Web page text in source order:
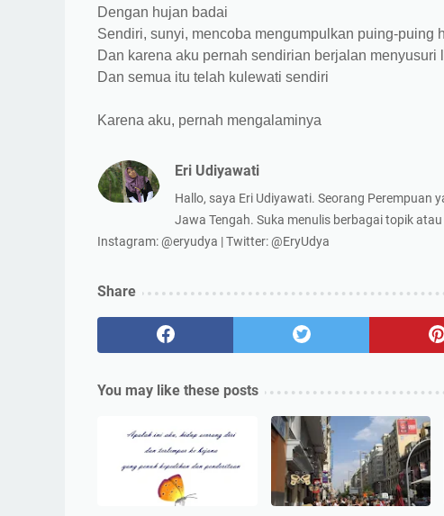
Dengan hujan badai
Sendiri, sunyi, mencoba mengumpulkan puing-puing
Dan karena aku pernah sendirian berjalan menyusuri
Dan semua itu telah kulewati sendiri
Karena aku, pernah mengalaminya
Eri Udiyawati
Hallo, saya Eri Udiyawati. Seorang Perempuan
Jawa Tengah. Suka menulis berbagai topik
Instagram: @eryudya | Twitter: @EryUdya
Share
You may like these posts